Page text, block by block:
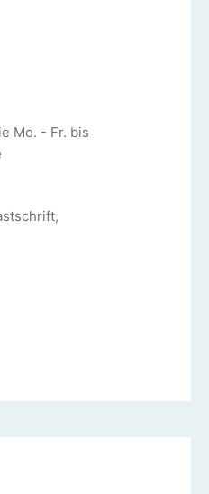
Mo. - Fr. bis